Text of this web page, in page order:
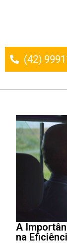
(42)
A
na